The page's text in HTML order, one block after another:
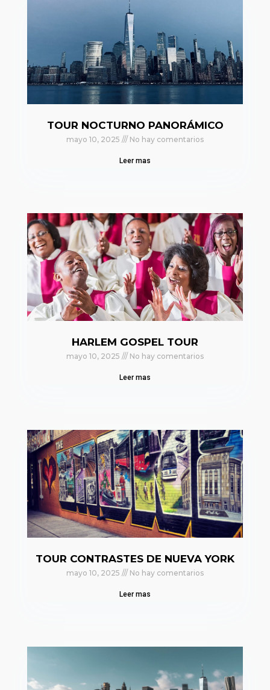
TOUR NOCTURNO PANORÁMICO
mayo 10, 2025 No hay comentarios
Leer mas
HARLEM GOSPEL TOUR
mayo 10, 2025 No hay comentarios
Leer mas
TOUR CONTRASTES DE NUEVA YORK
mayo 10, 2025 No hay comentarios
Leer mas